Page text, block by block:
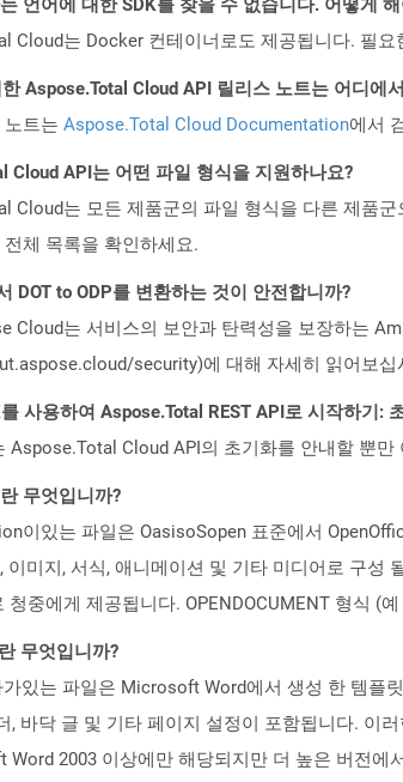
Cloud는 Docker 컨테이너로도 제공됩니다. 필
Aspose.Total Cloud API 릴리스 노트는 어디에
노트는 Aspose.Total Cloud Documentation에서
Cloud API는 어떤 파일 형식을 지원하나요?
Cloud는 모든 제품군의 파일 형식을 다른 제품군
전체 목록을 확인하세요.
DOT to ODP를 변환하는 것이 안전합니까?
Cloud는 서비스의 보안과 탄력성을 보장하는
security)에 대해 자세히 읽어보십
사용하여 Aspose.Total REST API로 시작하기:
Aspose.Total Cloud API의 초기화를 안내할 뿐
무엇입니까?
이있는 파일은 OasisoSopen 표준에서
이미지, 서식, 애니메이션 및 기타 미디어로 구
청중에게 제공됩니다. OPENDOCUMENT 형식 (
무엇입니까?
가있는 파일은 Microsoft Word에서 생성 한 템플
, 바닥 글 및 기타 페이지 설정이 포함됩니다. 이
Word 2003 이상에만 해당되지만 더 높은 버전